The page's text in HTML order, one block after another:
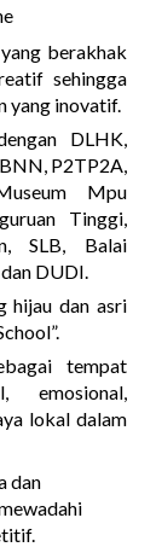
berakhak
sehingga
yang inovatif.
DLHK,
P2TP2A,
Mpu
Tinggi,
SLB, Balai
DUDI.
hijau dan asri
tempat
emosional,
lokal dalam
dan